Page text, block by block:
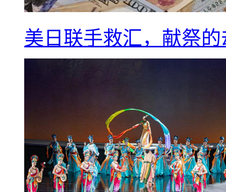
美日联手救汇，献祭